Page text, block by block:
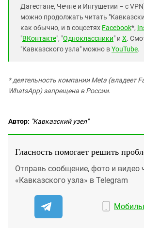
Дагестане, Чечне и Ингушетии – с
можно продолжать читать
как обычно, и в соцсетях Facebook*,
"ВКонтакте", "Одноклассники" и X.
"Кавказского узла" можно вYouTube.
* деятельность компании Meta (владеет
WhatsApp) запрещена в России.
Автор: "Кавказский узел"
Гласность помогает решить
Отправь сообщение, фото и видео
«Кавказского узла» в Telegram